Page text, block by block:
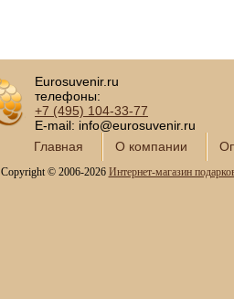
Eurosuvenir.ru
телефоны:
+7 (495) 104-33-77
E-mail: info@eurosuvenir.ru
Главная
О компании
Copyright © 2006-2026 Интернет-магазин